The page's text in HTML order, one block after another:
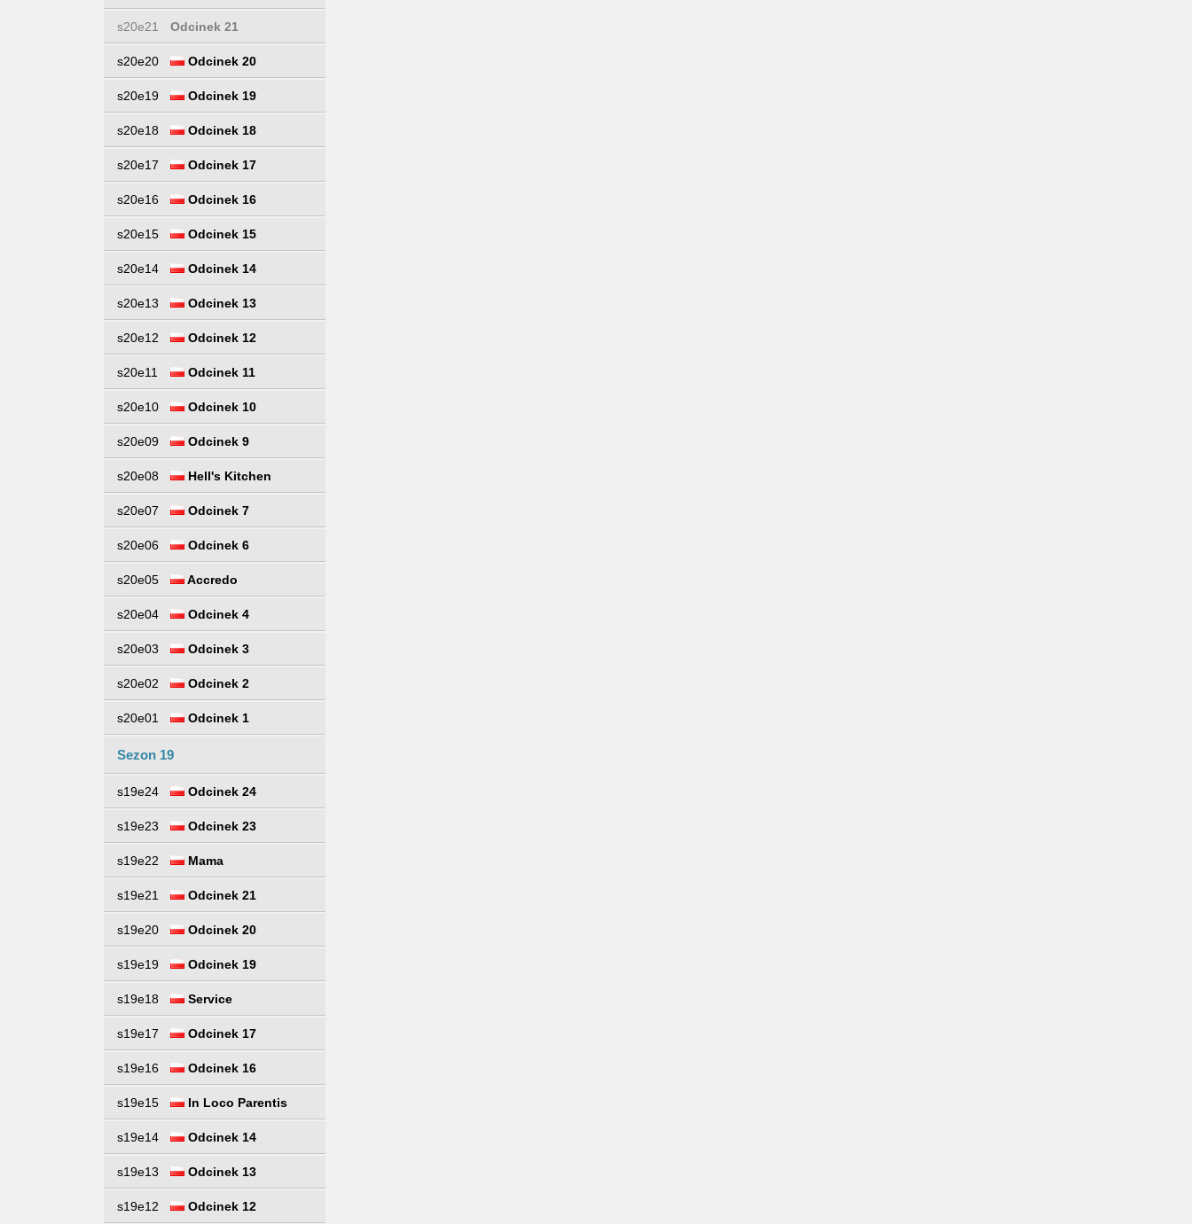
s20e21 Odcinek 21
s20e20 Odcinek 20
s20e19 Odcinek 19
s20e18 Odcinek 18
s20e17 Odcinek 17
s20e16 Odcinek 16
s20e15 Odcinek 15
s20e14 Odcinek 14
s20e13 Odcinek 13
s20e12 Odcinek 12
s20e11 Odcinek 11
s20e10 Odcinek 10
s20e09 Odcinek 9
s20e08 Hell's Kitchen
s20e07 Odcinek 7
s20e06 Odcinek 6
s20e05 Accredo
s20e04 Odcinek 4
s20e03 Odcinek 3
s20e02 Odcinek 2
s20e01 Odcinek 1
Sezon 19
s19e24 Odcinek 24
s19e23 Odcinek 23
s19e22 Mama
s19e21 Odcinek 21
s19e20 Odcinek 20
s19e19 Odcinek 19
s19e18 Service
s19e17 Odcinek 17
s19e16 Odcinek 16
s19e15 In Loco Parentis
s19e14 Odcinek 14
s19e13 Odcinek 13
s19e12 Odcinek 12